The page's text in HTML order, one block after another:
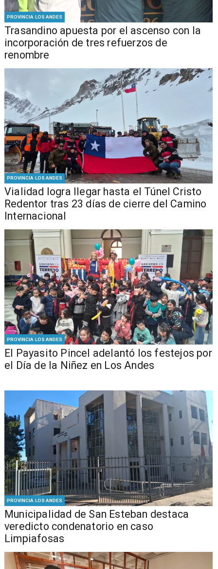
PROVINCIA LOS ANDES
Trasandino apuesta por el ascenso con la
incorporación de tres refuerzos de
renombre
PROVINCIA LOS ANDES
Vialidad logra llegar hasta el Túnel Cristo
Redentor tras 23 días de cierre del Camino
Internacional
PROVINCIA LOS ANDES
El Payasito Pincel adelantó los festejos por
el Día de la Niñez en Los Andes
PROVINCIA LOS ANDES
Municipalidad de San Esteban destaca
veredicto condenatorio en caso
Limpiafosas